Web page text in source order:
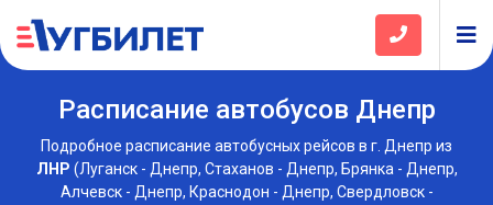
Расписание автобусов Днепр
Подробное расписание автобусных рейсов в г. Днепр из
ЛНР (Луганск - Днепр, Стаханов - Днепр, Брянка - Днепр,
Алчевск - Днепр, Краснодон - Днепр, Свердловск -